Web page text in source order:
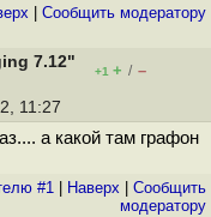
Cообщить модератору
7.12"
+1 + / –
11:27
а какой там графон
#1 Наверх
Cообщить
модератору